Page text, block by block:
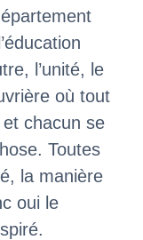
l’unité, le
où tout
chacun se
Toutes
la manière
oui le